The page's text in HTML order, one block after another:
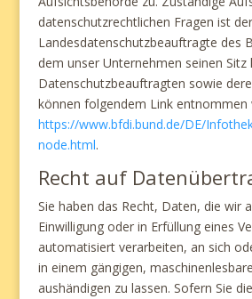
datenschutzrechtlichen Fragen ist der
Landesdatenschutzbeauftragte des
dem unser Unternehmen seinen Sitz
Datenschutzbeauftragten sowie
können folgendem Link entnommen
https://www.bfdi.bund.de/DE/
node.html.
Recht auf
Sie haben das Recht, Daten, die wir
Einwilligung oder in Erfüllung eines
automatisiert verarbeiten, an sich
in einem gängigen,
aushändigen zu lassen. Sofern Sie